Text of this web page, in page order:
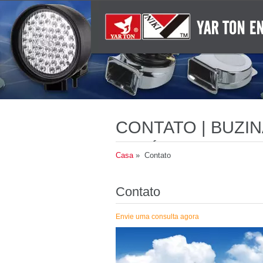
CONTATO |
AUDÍVEIS
Casa» Contato
Contato
Envie uma consulta agora